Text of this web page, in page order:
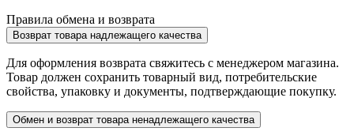
Правила обмена и возврата
Возврат товара надлежащего качества
Для оформления возврата свяжитесь с менеджером магазина.
Товар должен сохранить товарный вид, потребительские
свойства, упаковку и документы, подтверждающие покупку.
Обмен и возврат товара ненадлежащего качества